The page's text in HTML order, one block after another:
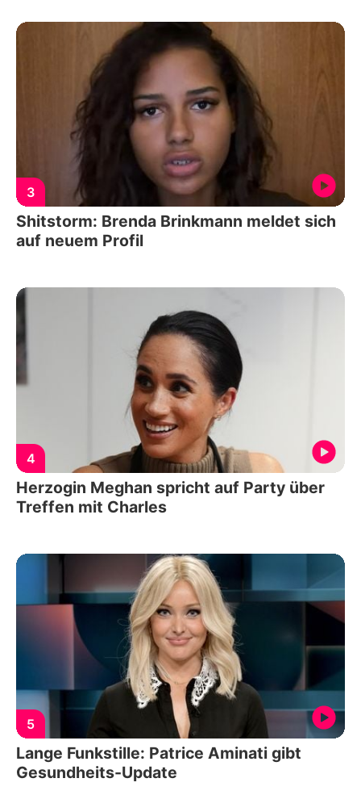
3
Shitstorm: Brenda Brinkmann meldet sich
auf neuem Profil
4
Herzogin Meghan spricht auf Party über
Treffen mit Charles
5
Lange Funkstille: Patrice Aminati gibt
Gesundheits-Update